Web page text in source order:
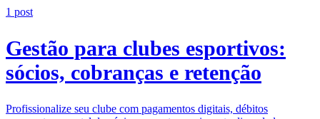
1 post
Gestão para clubes esportivos:
sócios, cobranças e retenção
Profissionalize seu clube com pagamentos digitais, débitos